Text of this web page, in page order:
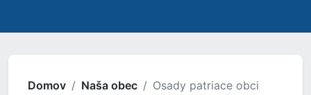
Domov Naša obec Osady patriace obci